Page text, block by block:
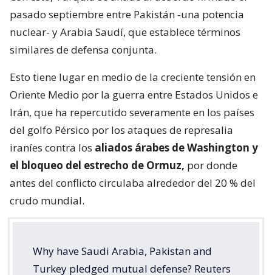
pasado septiembre entre Pakistán -una potencia
nuclear- y Arabia Saudí, que establece términos
similares de defensa conjunta.
Esto tiene lugar en medio de la creciente tensión en
Oriente Medio por la guerra entre Estados Unidos e
Irán, que ha repercutido severamente en los países
del golfo Pérsico por los ataques de represalia
iraníes contra los aliados árabes de Washington y
el bloqueo del estrecho de Ormuz, por donde
antes del conflicto circulaba alrededor del 20 % del
crudo mundial.
Why have Saudi Arabia, Pakistan and
Turkey pledged mutual defense? Reuters